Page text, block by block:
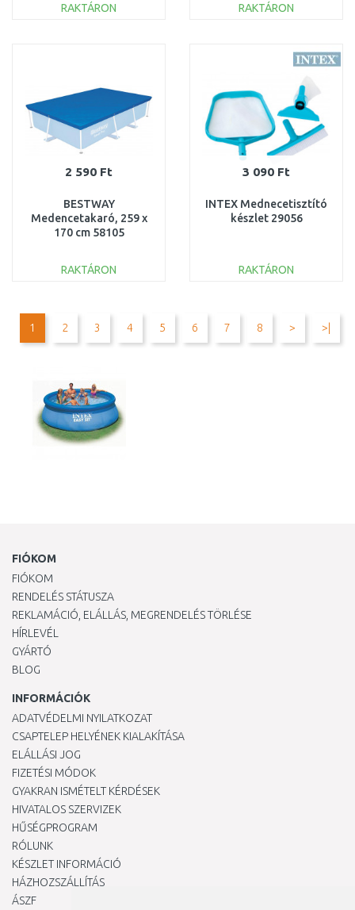
RAKTÁRON
RAKTÁRON
Összehasonlítás
2 590 Ft
BESTWAY
Medencetakaró, 259 x
170 cm 58105
RAKTÁRON
Összehasonlítás
3 090 Ft
INTEX Mednecetisztító
készlet 29056
RAKTÁRON
Összehasonlítás
1 2 3 4 5 6 7 8 > >|
FIÓKOM
FIÓKOM
RENDELÉS STÁTUSZA
REKLAMÁCIÓ, ELÁLLÁS, MEGRENDELÉS TÖRLÉSE
HÍRLEVÉL
GYÁRTÓ
BLOG
INFORMÁCIÓK
ADATVÉDELMI NYILATKOZAT
CSAPTELEP HELYÉNEK KIALAKÍTÁSA
ELÁLLÁSI JOG
FIZETÉSI MÓDOK
GYAKRAN ISMÉTELT KÉRDÉSEK
HIVATALOS SZERVIZEK
HŰSÉGPROGRAM
RÓLUNK
KÉSZLET INFORMÁCIÓ
HÁZHOZSZÁLLÍTÁS
ÁSZF